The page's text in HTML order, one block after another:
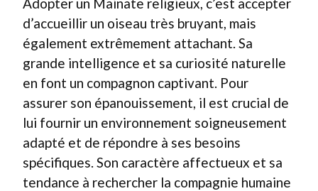
d’accueillir un oiseau très bruyant, mais
également extrêmement attachant. Sa
grande intelligence et sa curiosité naturelle
en font un compagnon captivant. Pour
assurer son épanouissement, il est crucial de
lui fournir un environnement soigneusement
adapté et de répondre à ses besoins
spécifiques. Son caractère affectueux et sa
tendance à rechercher la compagnie humaine